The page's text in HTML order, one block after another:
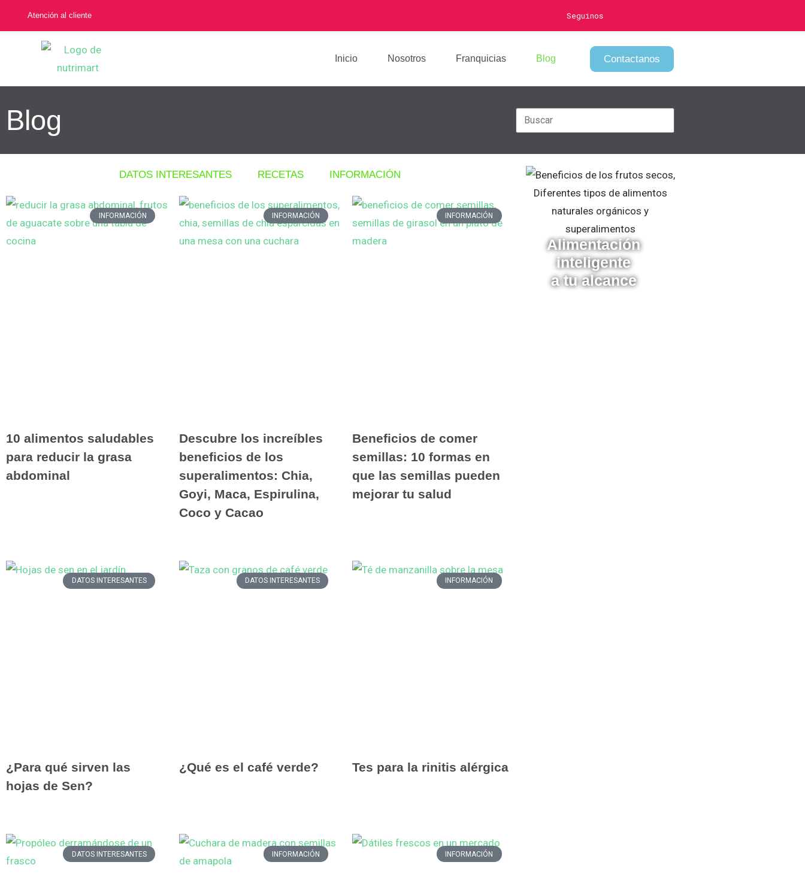
Atención al cliente Seguinos
Inicio Nosotros Franquicias Blog Contactanos
Blog
DATOS INTERESANTES RECETAS INFORMACIÓN
INFORMACIÓN
10 alimentos saludables
para reducir la grasa
abdominal
INFORMACIÓN
Descubre los increíbles
beneficios de los
superalimentos: Chia,
Goyi, Maca, Espirulina,
Coco y Cacao
INFORMACIÓN
Beneficios de comer
semillas: 10 formas en
que las semillas pueden
mejorar tu salud
DATOS INTERESANTES
¿Para qué sirven las
hojas de Sen?
DATOS INTERESANTES
¿Qué es el café verde?
INFORMACIÓN
Tes para la rinitis alérgica
DATOS INTERESANTES INFORMACIÓN INFORMACIÓN
Alimentación
inteligente
a tu alcance